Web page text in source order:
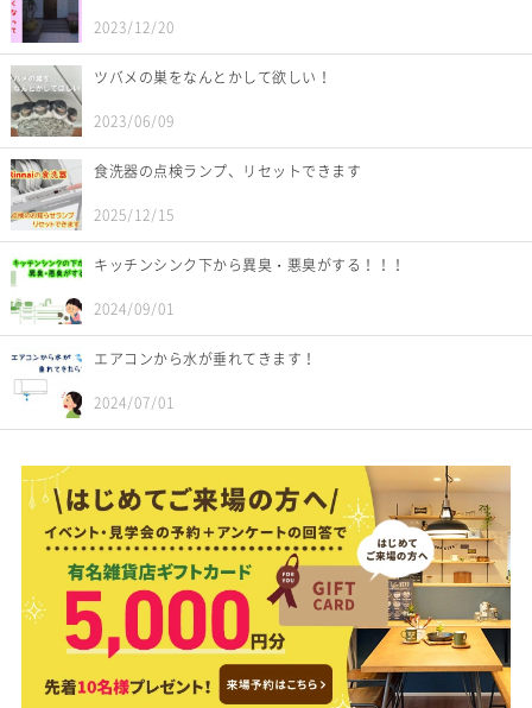
2023/12/20
ツバメの巣をなんとかして欲しい！
2023/06/09
食洗器の点検ランプ、リセットできます
2025/12/15
キッチンシンク下から異臭・悪臭がする！！！
2024/09/01
エアコンから水が垂れてきます！
2024/07/01